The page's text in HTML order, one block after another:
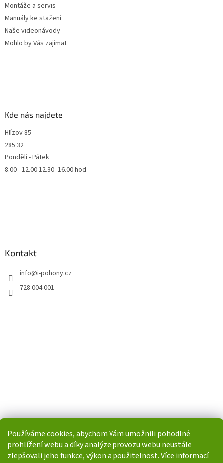
Používáme cookies, abychom Vám umožnili pohodlné
prohlížení webu a díky analýze provozu webu neustále
zlepšovali jeho funkce, výkon a použitelnost. Více informací
Montáže a servis
Manuály ke stažení
Naše videonávody
Mohlo by Vás zajímat
Kde nás najdete
Hlízov 85
285 32
Pondělí - Pátek
8.00 - 12.00 12.30 -16.00 hod
Kontakt
info@i-pohony.cz
728 004 001